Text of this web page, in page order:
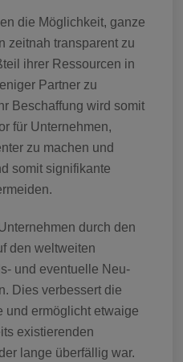
die Möglichkeit, ganze
zeitnah transparent zu
ihrer Ressourcen in
Partner zu
Beschaffung wird somit
für Unternehmen,
zu machen und
somit signifikante
durch den
den weltweiten
und eventuelle Neu-
Dies verbessert die
und ermöglicht etwaige
existierenden
lange überfällig war.